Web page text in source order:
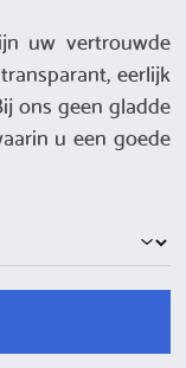
uw vertrouwde
eerlijk
ons geen gladde
u een goede